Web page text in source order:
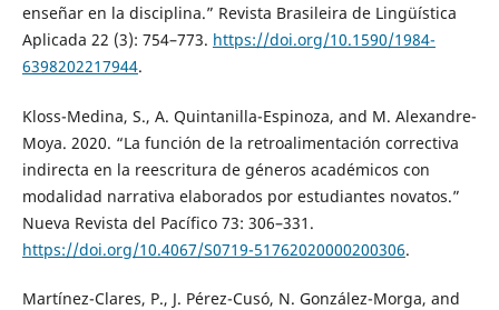
enseñar en la disciplina.” Revista Brasileira de Lingüística
Aplicada 22 (3): 754–773. https://doi.org/10.1590/1984-
6398202217944.
Kloss-Medina, S., A. Quintanilla-Espinoza, and M. Alexandre-
Moya. 2020. “La función de la retroalimentación correctiva
indirecta en la reescritura de géneros académicos con
modalidad narrativa elaborados por estudiantes novatos.”
Nueva Revista del Pacífico 73: 306–331.
https://doi.org/10.4067/S0719-51762020000200306.
Martínez-Clares, P., J. Pérez-Cusó, N. González-Morga, and